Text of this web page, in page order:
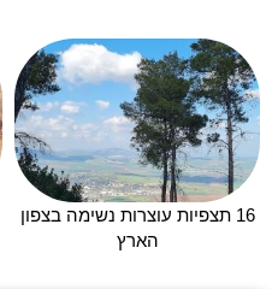
16 תצפיות עוצרות נשימה בצפון
הארץ